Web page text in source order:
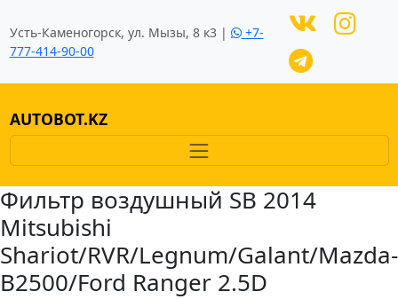
Усть-Каменогорск, ул. Мызы, 8 к3 |
+7-
777-414-90-00
AUTOBOT.KZ
Фильтр воздушный SB 2014
Mitsubishi
Shariot/RVR/Legnum/Galant/Mazda-
B2500/Ford Ranger 2.5D